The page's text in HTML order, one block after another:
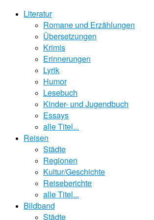
Literatur
Romane und Erzählungen
Übersetzungen
Krimis
Erinnerungen
Lyrik
Humor
Lesebuch
Kinder- und Jugendbuch
Essays
alle Titel...
Reisen
Städte
Regionen
Kultur/Geschichte
Reiseberichte
alle Titel...
Bildband
Städte